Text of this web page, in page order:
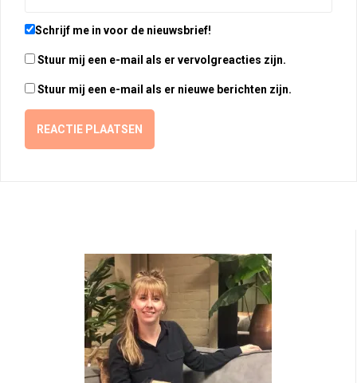
Schrijf me in voor de nieuwsbrief!
Stuur mij een e-mail als er vervolgreacties zijn.
Stuur mij een e-mail als er nieuwe berichten zijn.